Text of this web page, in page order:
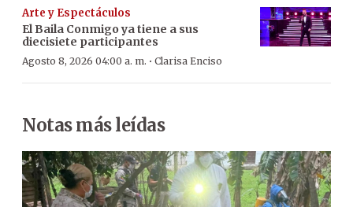
Arte y Espectáculos
El Baila Conmigo ya tiene a sus
diecisiete participantes
Agosto 8, 2026 04:00 a. m. · Clarisa Enciso
Notas más leídas